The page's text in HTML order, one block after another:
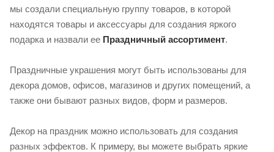
мы создали специальную группу товаров, в которой
находятся товары и аксессуары для создания яркого
подарка и назвали ее Праздничный ассортимент.
Праздничные украшения могут быть использованы для
декора домов, офисов, магазинов и других помещений, а
также они бывают разных видов, форм и размеров.
Декор на праздник можно использовать для создания
разных эффектов. К примеру, вы можете выбрать яркие